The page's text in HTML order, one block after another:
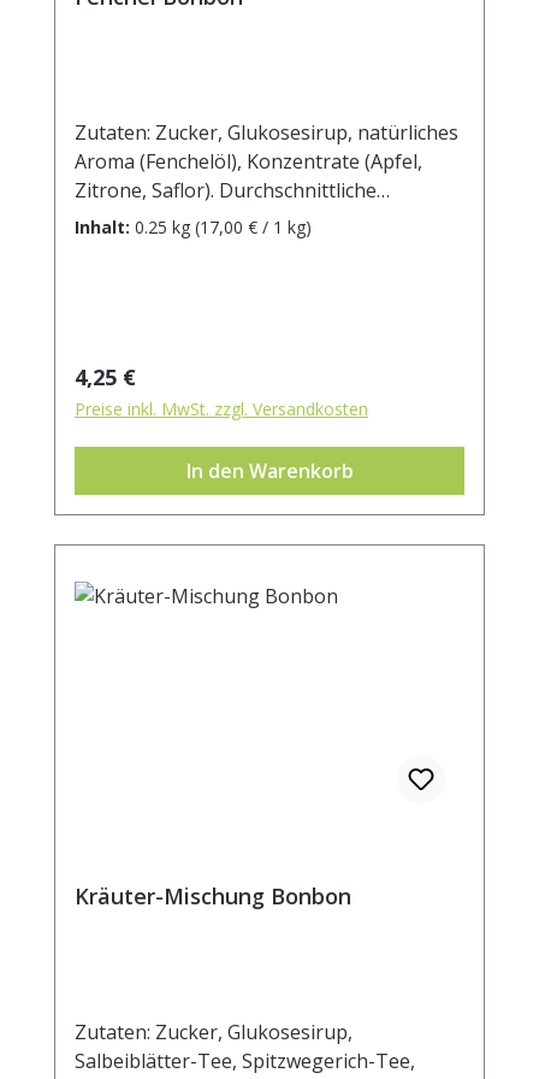
Zutaten: Zucker, Glukosesirup, natürliches
Aroma (Fenchelöl), Konzentrate (Apfel,
Zitrone, Saflor). Durchschnittliche
Brennwerte je 100 g Brennwert 1641 kJ /
Unbeabsichtigter Kontakt (kann Spuren
von Senf, Sesam,
Gluten und Sellerie enthalten) in der
Lieferkette kann nicht ausgeschlossen
Inhalt: 0.25 kg (17,00 € / 1 kg)
Regulärer Preis:
4,25 €
Preise inkl. MwSt. zzgl. Versandkosten
In den Warenkorb
Kräuter-Mischung Bonbon
Zutaten: Zucker, Glukosesirup,
Salbeiblätter-Tee, Spitzwegerich-Tee,